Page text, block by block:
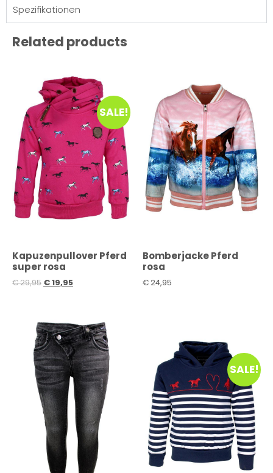
Spezifikationen
Related products
SALE!
Kapuzenpullover Pferd
super rosa
€29,95 €19,95
Bomberjacke Pferd
rosa
€24,95
SALE!